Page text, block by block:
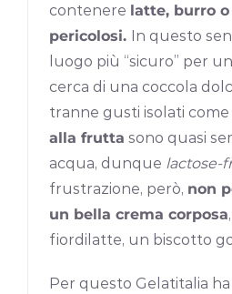
contenere latte, burro
pericolosi. In questo
luogo più “sicuro” per
cerca di una coccola
tranne gusti isolati come
alla frutta sono quasi
acqua, dunque lactose-
frustrazione, però, non
un bella crema corposa
fiordilatte, un biscotto
Per questo Gelatitalia